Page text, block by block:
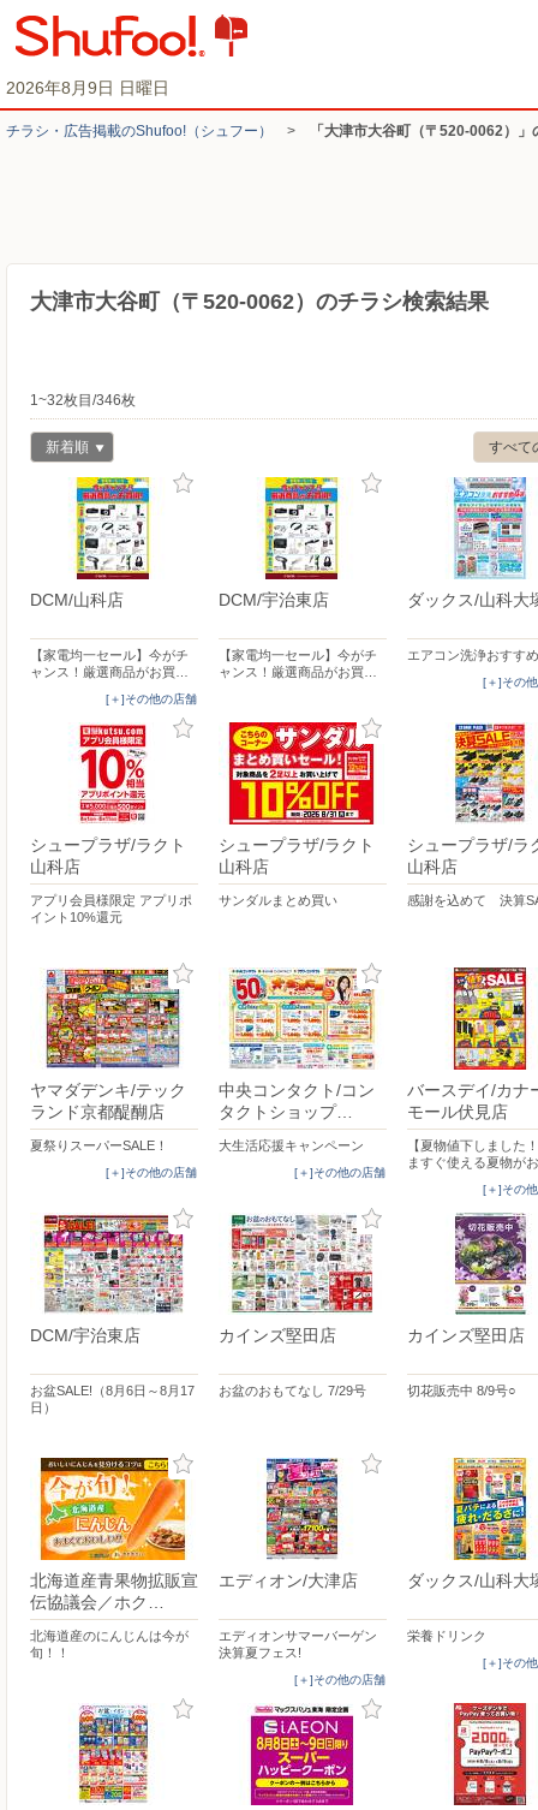
2026年8月9日 日曜日
チラシ・​広告掲載の​Shufoo!​（シュフー） > 「大津市大谷町（〒520-0062）
大津市大谷町（〒520-0062）のチラシ検索結果
1~32枚目/346枚
すべて
新着順
DCM/山科店
【家電均一セール】今がチ
ャンス！厳選商品がお買…
[＋]その他の店舗
DCM/宇治東店
【家電均一セール】今がチ
ャンス！厳選商品がお買…
ダックス/山科大
エアコン洗浄おすす
[＋]その
シュープラザ/ラクト
山科店
アプリ会員様限定 アプリポ
イント10%還元
シュープラザ/ラクト
山科店
サンダルまとめ買い
シュープラザ/ラ
山科店
感謝を込めて 決算
ヤマダデンキ/テック
ランド京都醍醐店
夏祭りスーパーSALE！
[＋]その他の店舗
中央コンタクト/コン
タクトショップ…
大生活応援キャンペーン
[＋]その他の店舗
バースデイ/カナ
モール伏見店
【夏物値下しました
ますぐ使える夏物が
[＋]その
DCM/宇治東店
お盆SALE!（8月6日～8月17
日）
カインズ堅田店
お盆のおもてなし 7/29号
カインズ堅田店
切花販売中 8/9号○
北海道産青果物拡販宣
伝協議会／ホク…
北海道産のにんじんは今が
旬！！
エディオン/大津店
エディオンサマーバーゲン
決算夏フェス!
[＋]その他の店舗
ダックス/山科大
栄養ドリンク
[＋]その